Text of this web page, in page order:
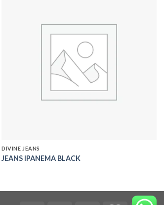
DIVINE JEANS
JEANS IPANEMA BLACK